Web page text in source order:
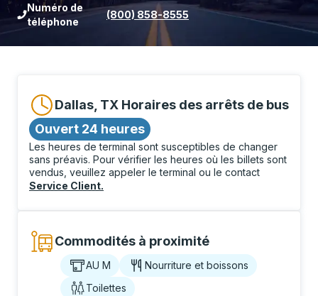
Voir l'emplacement de l'arrêt sur
Numéro de
téléphone
(800) 858-8555
Dallas, TX Horaires des arrêts de bus
Ouvert 24 heures
Les heures de terminal sont susceptibles de changer
sans préavis. Pour vérifier les heures où les billets sont
vendus, veuillez appeler le terminal ou le contact
Service Client.
Commodités à proximité
AU M
Nourriture et boissons
Toilettes